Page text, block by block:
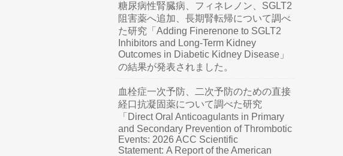
糖尿病性腎臓病、フィネレノン、SGLT2
阻害薬へ追加、長期腎転帰について調べ
た研究「Adding Finerenone to SGLT2
Inhibitors and Long-Term Kidney
Outcomes in Diabetic Kidney Disease」
の結果が発表されました。
血栓症一次予防、二次予防のための直接
経口抗凝固薬について調べた研究
「Direct Oral Anticoagulants in Primary
and Secondary Prevention of Thrombotic
Events: 2026 ACC Scientific
Statement: A Report of the American